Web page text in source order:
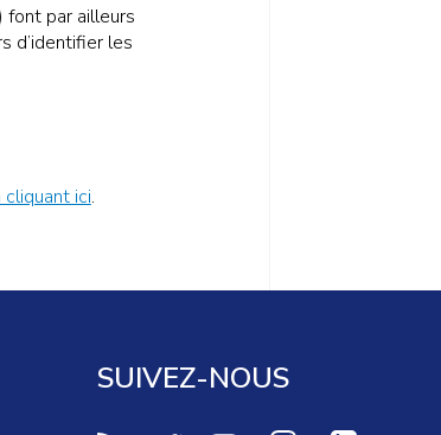
font par ailleurs
d’identifier les
cliquant ici.
SUIVEZ-NOUS